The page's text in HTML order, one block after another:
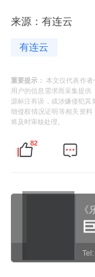
来源：有连云
有连云
重要提示： 本文仅代表作者
用户的信息需求而采集提
源标注有误，或涉嫌侵犯其
细侵权情况证明等相关资料
将及时审核处理。
82
《
Tel: